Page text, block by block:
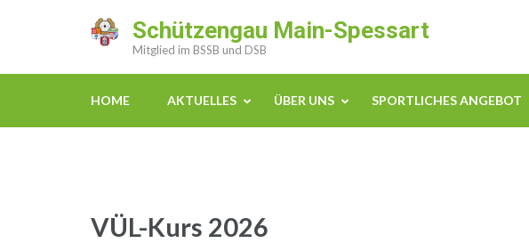
Schützengau Main-Spessart
Mitglied im BSSB und DSB
HOME AKTUELLES ÜBER UNS SPORTLICHES ANGEBOT
VÜL-Kurs 2026